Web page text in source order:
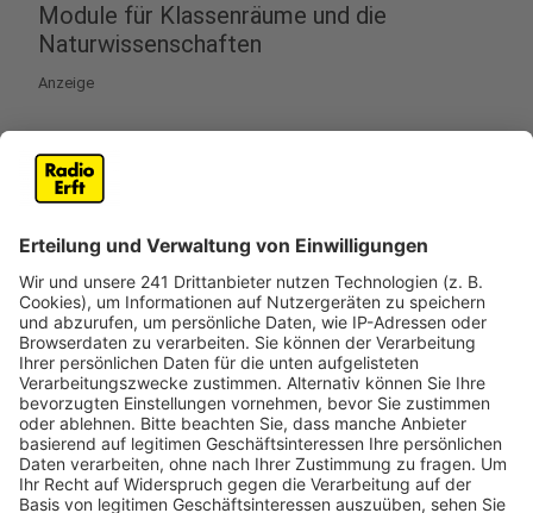
Module für Klassenräume und die
Naturwissenschaften
Anzeige
Die Bauarbeiten zur Erweiterung des Gymnasiums in
Frechen machen deutliche Fortschritte. Bereits
ersten 24 Module am Rotdornweg. In dem
dreigeschossigen Neubau sollen künftig zehn
Klassenräume Platz finden. Aktuell werden weitere 16
Module angeliefert. Diese sind für ein neues
naturwissenschaftliches Gebäude vorgesehen, das auf
der Rückseite des Gymnasiums entsteht.
Nach der Anlieferung werden die Module miteinander
verschraubt, bevor der Innenausbau beginnt. Bis zum
Sommer sollen die Arbeiten abgeschlossen sein,